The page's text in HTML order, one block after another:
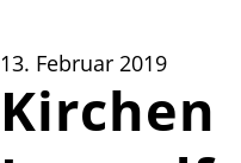
13. Februar 2019